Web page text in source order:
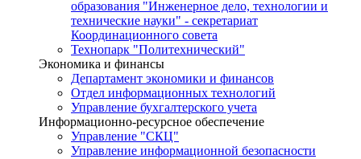
образования "Инженерное дело, технологии и
технические науки" - секретариат
Координационного совета
Технопарк "Политехнический"
Экономика и финансы
Департамент экономики и финансов
Отдел информационных технологий
Управление бухгалтерского учета
Информационно-ресурсное обеспечение
Управление "СКЦ"
Управление информационной безопасности